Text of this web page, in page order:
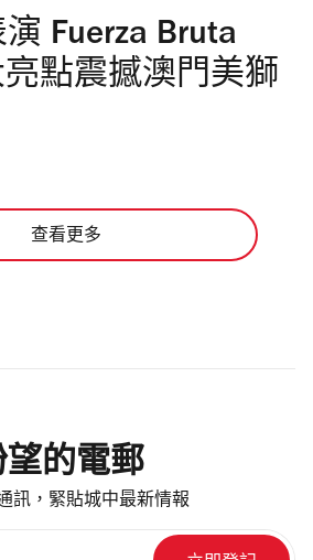
Fuerza Bruta
亮點震撼澳門美獅
查看更多
的電郵
訊，緊貼城中最新情報